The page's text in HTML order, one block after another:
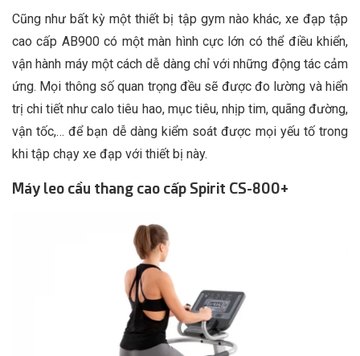
Cũng như bất kỳ một thiết bị tập gym nào khác, xe đạp tập
cao cấp AB900 có một màn hình cực lớn có thể điều khiển,
vận hành máy một cách dễ dàng chỉ với những động tác cảm
ứng. Mọi thông số quan trọng đều sẽ được đo lường và hiển
trị chi tiết như calo tiêu hao, mục tiêu, nhịp tim, quãng đường,
vận tốc,… để bạn dễ dàng kiểm soát được mọi yếu tố trong
khi tập chạy xe đạp với thiết bị này.
Máy leo cầu thang cao cấp Spirit CS-800+